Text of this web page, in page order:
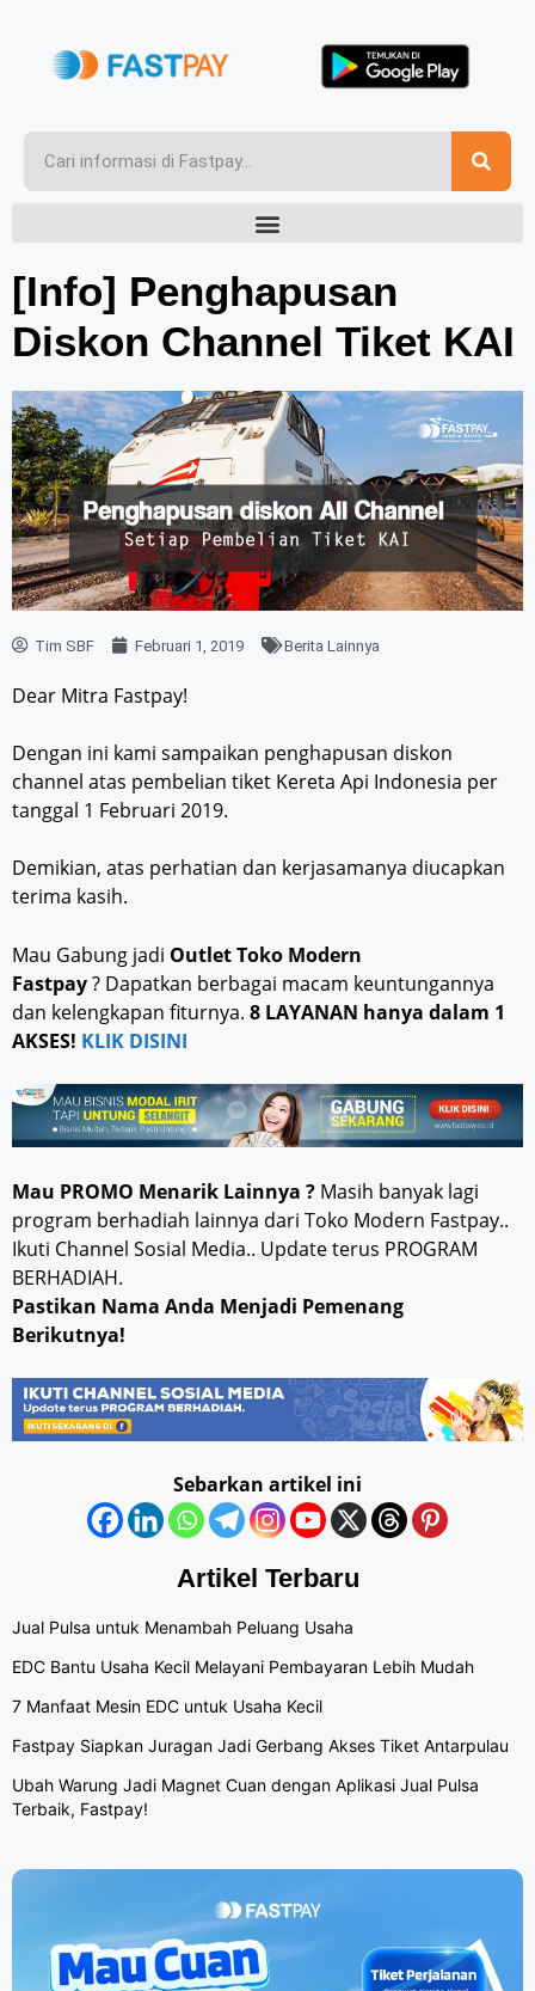
[Info] Penghapusan
Diskon Channel Tiket KAI
Tim SBF Februari 1, 2019 Berita Lainnya
Dear Mitra Fastpay!
Dengan ini kami sampaikan penghapusan diskon
channel atas pembelian tiket Kereta Api Indonesia per
tanggal 1 Februari 2019.
Demikian, atas perhatian dan kerjasamanya diucapkan
terima kasih.
Mau Gabung jadi Outlet Toko Modern
Fastpay? Dapatkan berbagai macam keuntungannya
dan kelengkapan fiturnya. 8 LAYANAN hanya dalam 1
AKSES! KLIK DISINI
Mau PROMO Menarik Lainnya ? Masih banyak lagi
program berhadiah lainnya dari Toko Modern Fastpay..
Ikuti Channel Sosial Media.. Update terus PROGRAM
BERHADIAH.
Pastikan Nama Anda Menjadi Pemenang
Berikutnya!
Sebarkan artikel ini
Artikel Terbaru
Jual Pulsa untuk Menambah Peluang Usaha
EDC Bantu Usaha Kecil Melayani Pembayaran Lebih Mudah
7 Manfaat Mesin EDC untuk Usaha Kecil
Fastpay Siapkan Juragan Jadi Gerbang Akses Tiket Antarpulau
Ubah Warung Jadi Magnet Cuan dengan Aplikasi Jual Pulsa
Terbaik, Fastpay!